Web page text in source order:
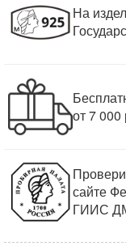
На
от 7 000
сайте
ГИИС